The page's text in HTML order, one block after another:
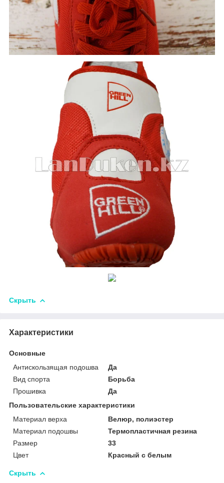
Скрыть
Характеристики
Основные
Антискользящая подошва
Да
Вид спорта
Борьба
Прошивка
Да
Пользовательские характеристики
Материал верха
Велюр, полиэстер
Материал подошвы
Термопластичная резина
Размер
33
Цвет
Красный с белым
Скрыть